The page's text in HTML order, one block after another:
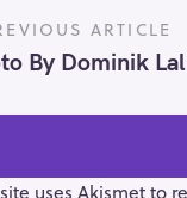
ARTICLE
By Dominik
uses Akismet to